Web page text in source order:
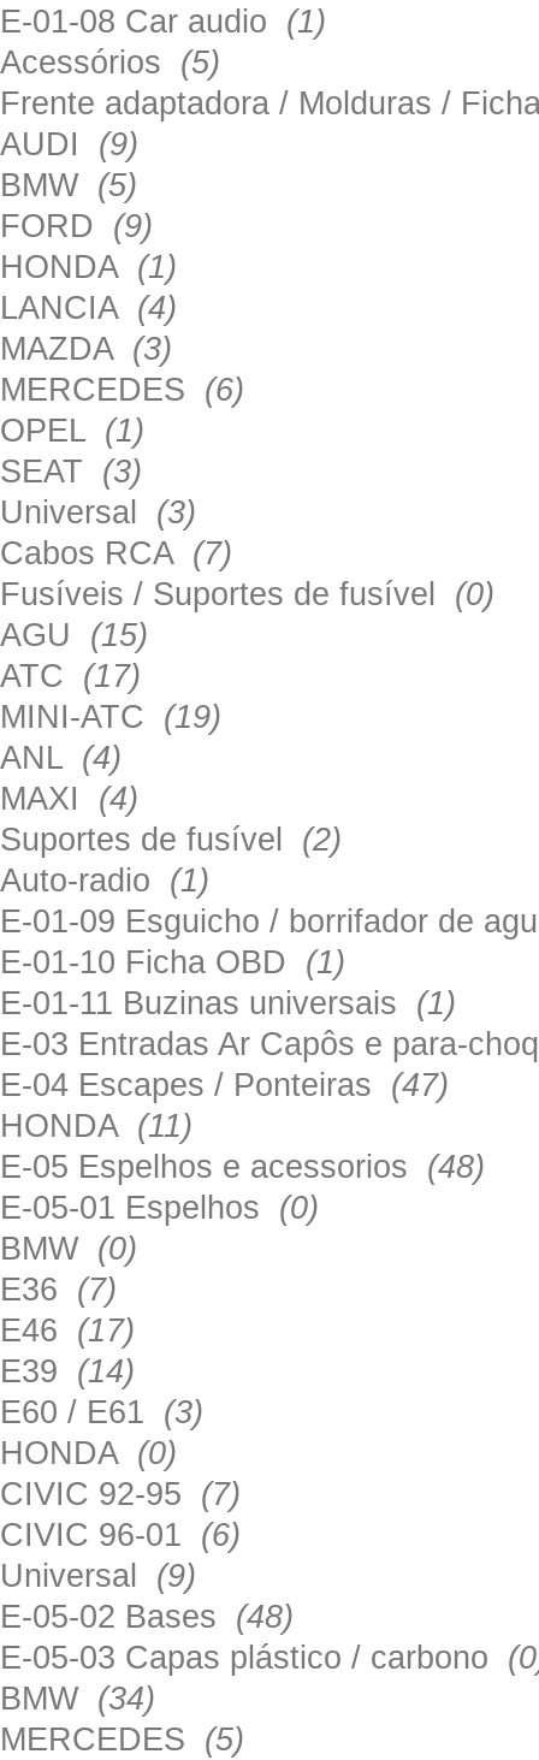
E-01-08 Car audio (1)
Acessórios (5)
Frente adaptadora / Molduras /
AUDI (9)
BMW (5)
FORD (9)
HONDA (1)
LANCIA (4)
MAZDA (3)
MERCEDES (6)
OPEL (1)
SEAT (3)
Universal (3)
Cabos RCA (7)
Fusíveis / Suportes de fusível (0)
AGU (15)
ATC (17)
MINI-ATC (19)
ANL (4)
MAXI (4)
Suportes de fusível (2)
Auto-radio (1)
E-01-09 Esguicho / borrifador de
E-01-10 Ficha OBD (1)
E-01-11 Buzinas universais (1)
E-03 Entradas Ar Capôs e para-
E-04 Escapes / Ponteiras (47)
HONDA (11)
E-05 Espelhos e acessorios (48)
E-05-01 Espelhos (0)
BMW (0)
E36 (7)
E46 (17)
E39 (14)
E60 / E61 (3)
HONDA (0)
CIVIC 92-95 (7)
CIVIC 96-01 (6)
Universal (9)
E-05-02 Bases (48)
E-05-03 Capas plástico / carbono
BMW (34)
MERCEDES (5)